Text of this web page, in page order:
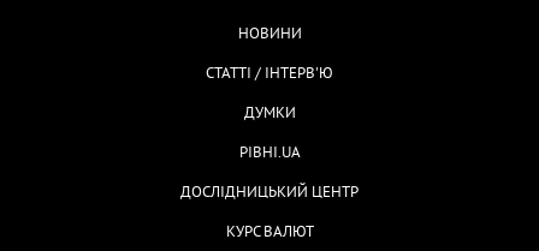
НОВИНИ
СТАТТІ / ІНТЕРВ'Ю
ДУМКИ
РІВНІ.UA
ДОСЛІДНИЦЬКИЙ ЦЕНТР
КУРС ВАЛЮТ